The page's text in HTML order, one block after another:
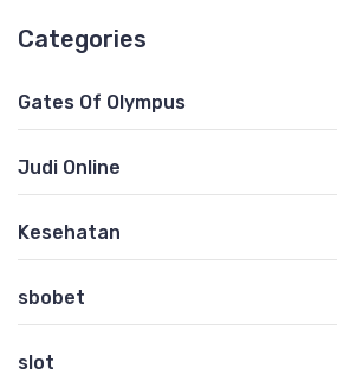
Categories
Gates Of Olympus
Judi Online
Kesehatan
sbobet
slot